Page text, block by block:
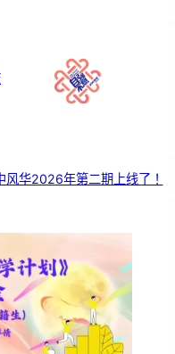
风华2026年第二期上线了！